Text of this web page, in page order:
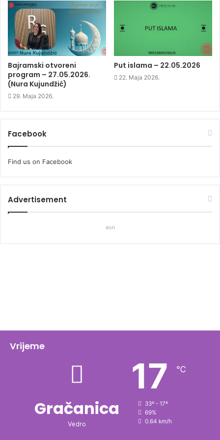
w
i
n
d
o
w
)
i
n
d
o
w
)
w
i
o
w
)
Bajramski otvoreni
program – 27.05.2026.
(Nura Kujundžić)
29. Maja 2026.
Put islama – 22.05.2026
22. Maja 2026.
Facebook
Find us on Facebook
Advertisement
eon
Vrijeme
Gračanica
Vedro
17 ℃
33º - 17º
69%
0.64 km/h